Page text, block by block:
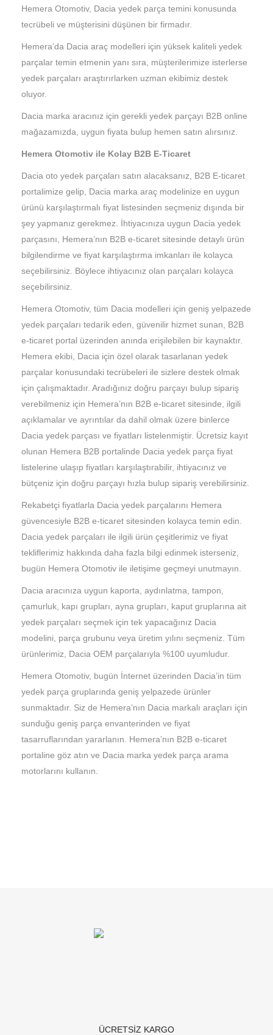
Hemera Otomotiv, Dacia yedek parça temini konusunda
tecrübeli ve müşterisini düşünen bir firmadır.
Hemera’da Dacia araç modelleri için yüksek kaliteli yedek
parçalar temin etmenin yanı sıra, müşterilerimize isterlerse
yedek parçaları araştırırlarken uzman ekibimiz destek
oluyor.
Dacia marka aracınız için gerekli yedek parçayı B2B online
mağazamızda, uygun fiyata bulup hemen satın alırsınız.
Hemera Otomotiv ile Kolay B2B E-Ticaret
Dacia oto yedek parçaları satın alacaksanız, B2B E-ticaret
portalimize gelip, Dacia marka araç modelinize en uygun
ürünü karşılaştırmalı fiyat listesinden seçmeniz dışında bir
şey yapmanız gerekmez. İhtiyacınıza uygun Dacia yedek
parçasını, Hemera’nın B2B e-ticaret sitesinde detaylı ürün
bilgilendirme ve fiyat karşılaştırma imkanları ile kolayca
seçebilirsiniz. Böylece ihtiyacınız olan parçaları kolayca
seçebilirsiniz.
Hemera Otomotiv, tüm Dacia modelleri için geniş yelpazede
yedek parçaları tedarik eden, güvenilir hizmet sunan, B2B
e-ticaret portal üzerinden anında erişilebilen bir kaynaktır.
Hemera ekibi, Dacia için özel olarak tasarlanan yedek
parçalar konusundaki tecrübeleri ile sizlere destek olmak
için çalışmaktadır. Aradığınız doğru parçayı bulup sipariş
verebilmeniz için Hemera’nın B2B e-ticaret sitesinde, ilgili
açıklamalar ve ayrıntılar da dahil olmak üzere binlerce
Dacia yedek parçası ve fiyatları listelenmiştir. Ücretsiz kayıt
olunan Hemera B2B portalinde Dacia yedek parça fiyat
listelerine ulaşıp fiyatları karşılaştırabilir, ihtiyacınız ve
bütçeniz için doğru parçayı hızla bulup sipariş verebilirsiniz.
Rekabetçi fiyatlarla Dacia yedek parçalarını Hemera
güvencesiyle B2B e-ticaret sitesinden kolayca temin edin.
Dacia yedek parçaları ile ilgili ürün çeşitlerimiz ve fiyat
tekliflerimiz hakkında daha fazla bilgi edinmek isterseniz,
bugün Hemera Otomotiv ile iletişime geçmeyi unutmayın.
Dacia aracınıza uygun kaporta, aydınlatma, tampon,
çamurluk, kapı grupları, ayna grupları, kaput gruplarına ait
yedek parçaları seçmek için tek yapacağınız Dacia
modelini, parça grubunu veya üretim yılını seçmeniz. Tüm
ürünlerimiz, Dacia OEM parçalarıyla %100 uyumludur.
Hemera Otomotiv, bugün İnternet üzerinden Dacia’in tüm
yedek parça gruplarında geniş yelpazede ürünler
sunmaktadır. Siz de Hemera’nın Dacia markalı araçları için
sunduğu geniş parça envanterinden ve fiyat
tasarruflarından yararlanın. Hemera’nın B2B e-ticaret
portaline göz atın ve Dacia marka yedek parça arama
motorlarını kullanın.
ÜCRETSİZ KARGO